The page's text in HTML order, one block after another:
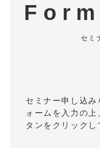
Form
セミ
セミナー申し込み
ォームを入力の
タンをクリックし